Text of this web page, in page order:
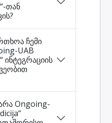
თან
ჩემი
UAB
ინტეგრაციის
Ongoing-